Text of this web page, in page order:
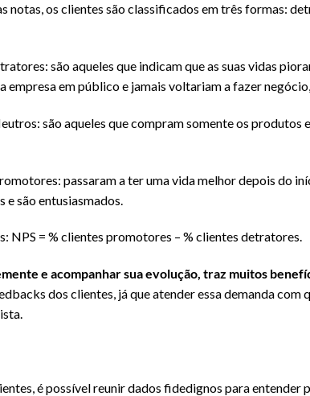
notas, os clientes são classificados em três formas:
são aqueles que indicam que as suas vidas
empresa em público e jamais voltariam a fazer
são aqueles que compram somente os produtos
passaram a ter uma vida melhor depois do
são entusiasmados.
NPS = % clientes promotores – % clientes detratores.
e acompanhar sua evolução, traz muitos
dos clientes, já que atender essa demanda com
é possível reunir dados fidedignos para entender